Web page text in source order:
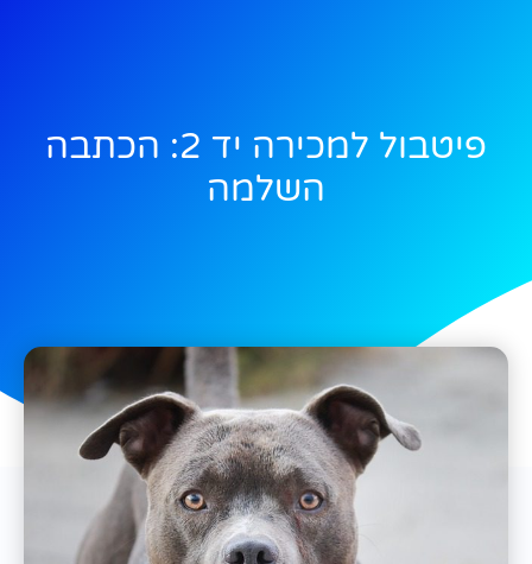
פיטבול למכירה יד 2: הכתבה
השלמה